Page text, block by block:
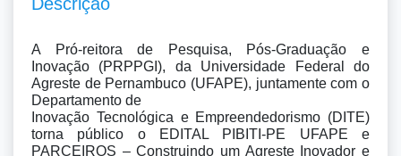
A Pró-reitora de Pesquisa, Pós-Graduação e
Inovação (PRPPGI), da Universidade Federal do
Agreste de Pernambuco (UFAPE), juntamente com o
Departamento de
Inovação Tecnológica e Empreendedorismo (DITE)
torna público o EDITAL PIBITI-PE UFAPE e
PARCEIROS – Construindo um Agreste Inovador e